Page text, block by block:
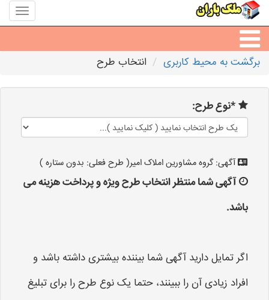
منوی
باران
برگشت به محیط کاربری انتخاب طرح
*نوع طرح:
آگهی: گروه مشاورین املاک امیر( طرح فعلی: بدون ستاره )
آگهی شما منتظر انتخاب طرح ویژه و پرداخت هزینه می
باشد.
اگر تمایل دارید آگهی شما بیننده بیشتری داشته باشد و
افراد زیادی آن را ببینند، حتما یک نوع طرح را برای تبلیغ